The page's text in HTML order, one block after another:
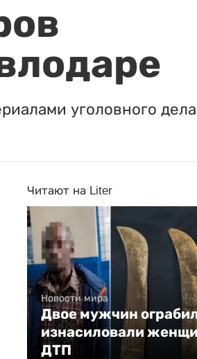
уголовного
Читают на Liter
Новости мира
Двое мужчин
изнасиловали
ДТП